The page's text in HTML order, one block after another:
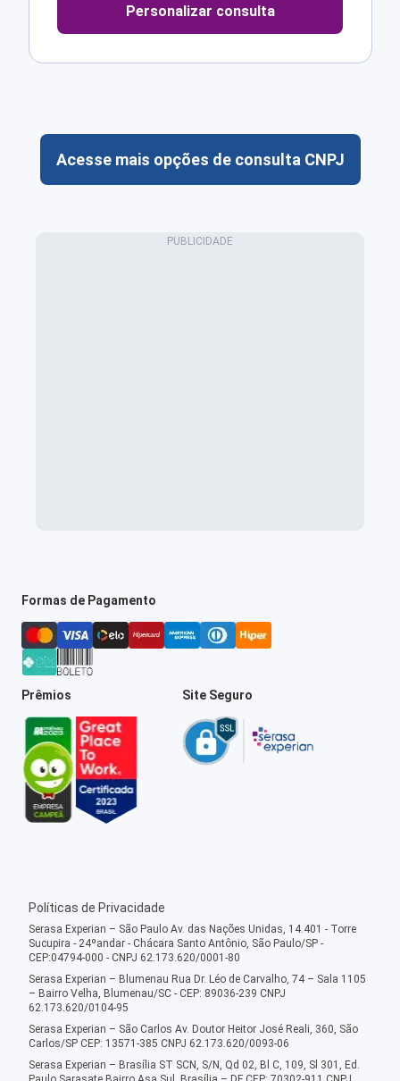
Personalizar consulta
Acesse mais opções de consulta CNPJ
Formas de Pagamento
Prêmios Site Seguro
Políticas de Privacidade
Serasa Experian – São Paulo Av. das Nações Unidas, 14.401 - Torre
Sucupira - 24ºandar - Chácara Santo Antônio, São Paulo/SP -
CEP:04794-000 - CNPJ 62.173.620/0001-80
Serasa Experian – Blumenau Rua Dr. Léo de Carvalho, 74 – Sala 1105
– Bairro Velha, Blumenau/SC - CEP: 89036-239 CNPJ
62.173.620/0104-95
Serasa Experian – São Carlos Av. Doutor Heitor José Reali, 360, São
Carlos/SP CEP: 13571-385 CNPJ 62.173.620/0093-06
Serasa Experian – Brasília ST SCN, S/N, Qd 02, Bl C, 109, Sl 301, Ed.